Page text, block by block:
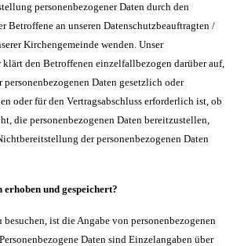
personenbezogener Daten durch den
Betroffene an unseren Datenschutzbeauftragten /
Kirchengemeinde wenden. Unser
klärt den Betroffenen einzelfallbezogen darüber auf,
Daten gesetzlich oder
oder für den Vertragsabschluss erforderlich ist, ob
die personenbezogenen Daten bereitzustellen,
der personenbezogenen Daten
erhoben und gespeichert?
besuchen, ist die Angabe von personenbezogenen
Daten sind Einzelangaben über